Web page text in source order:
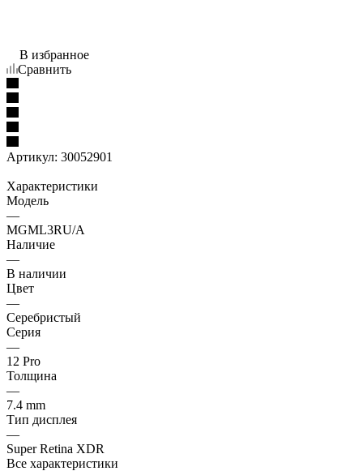
В избранное
Сравнить
Артикул: 30052901
Характеристики
Модель
—
MGML3RU/A
Наличие
—
В наличии
Цвет
—
Серебристый
Серия
—
12 Pro
Толщина
—
7.4 mm
Тип дисплея
—
Super Retina XDR
Все характеристики